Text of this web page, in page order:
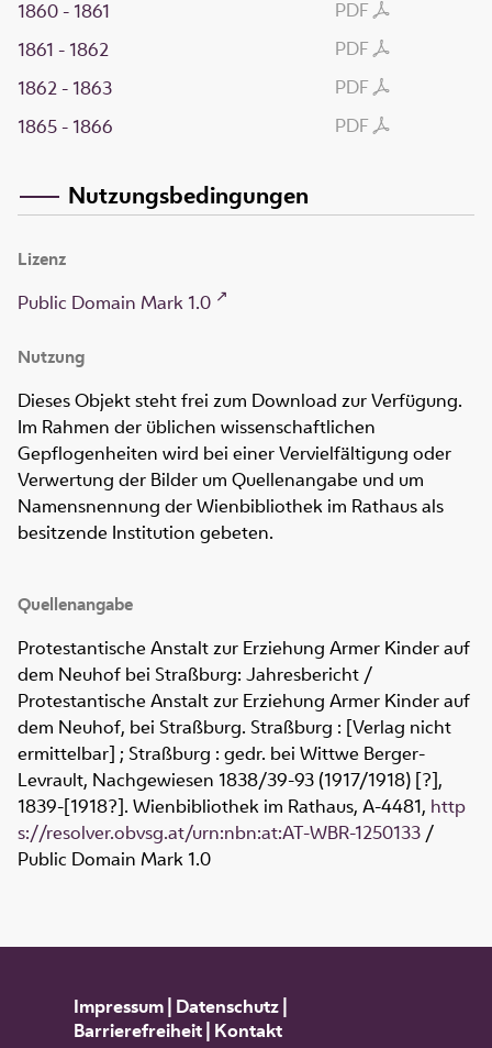
PDF
1860 - 1861
PDF
1861 - 1862
PDF
1862 - 1863
PDF
1865 - 1866
Nutzungsbedingungen
Lizenz
Public Domain Mark 1.0
Nutzung
Dieses Objekt steht frei zum Download zur Verfügung.
Im Rahmen der üblichen wissenschaftlichen
Gepflogenheiten wird bei einer Vervielfältigung oder
Verwertung der Bilder um Quellenangabe und um
Namensnennung der Wienbibliothek im Rathaus als
besitzende Institution gebeten.
Quellenangabe
Protestantische Anstalt zur Erziehung Armer Kinder auf
dem Neuhof bei Straßburg: Jahresbericht /
Protestantische Anstalt zur Erziehung Armer Kinder auf
dem Neuhof, bei Straßburg. Straßburg : [Verlag nicht
ermittelbar] ; Straßburg : gedr. bei Wittwe Berger-
Levrault, Nachgewiesen 1838/39-93 (1917/1918) [?],
1839-[1918?]. Wienbibliothek im Rathaus, A-4481, http
s://resolver.obvsg.at/urn:nbn:at:AT-WBR-1250133 /
Public Domain Mark 1.0
Impressum| Datenschutz|
Barrierefreiheit| Kontakt